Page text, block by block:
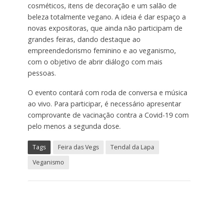
cosméticos, itens de decoração e um salão de
beleza totalmente vegano. A ideia é dar espaço a
novas expositoras, que ainda não participam de
grandes feiras, dando destaque ao
empreendedorismo feminino e ao veganismo,
com o objetivo de abrir diálogo com mais
pessoas.
O evento contará com roda de conversa e música
ao vivo. Para participar, é necessário apresentar
comprovante de vacinação contra a Covid-19 com
pelo menos a segunda dose.
Tags Feira das Vegs
Tendal da Lapa
Veganismo